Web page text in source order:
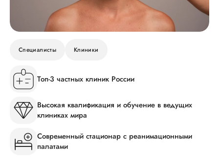
Специалисты Клиники
Топ-3 частных клиник России
Высокая квалификация и обучение в ведущих
клиниках мира
Современный стационар с реанимационными
палатами